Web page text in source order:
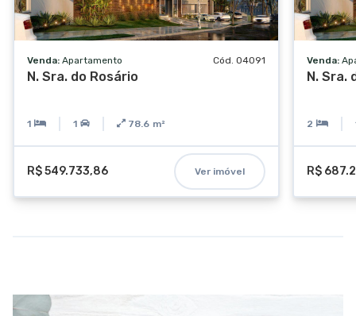
Acessibilidade para PCD
Venda: Apartamento Cód. 04091
N. Sra. do Rosário
1 1 78.6 m²
R$ 549.733,86 Ver imóvel
Venda:
N. Sra.
2
R$